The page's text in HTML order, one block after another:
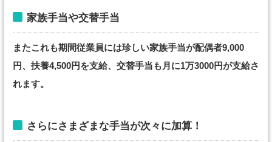
家族手当や交替手当
またこれも期間従業員には珍しい家族手当が配偶者9,000
円、扶養4,500円を支給、交替手当も月に1万3000円が支給さ
れます。
さらにさまざまな手当が次々に加算！